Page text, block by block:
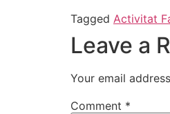
Tagged Activitat
Leave a
Your email
Comment *